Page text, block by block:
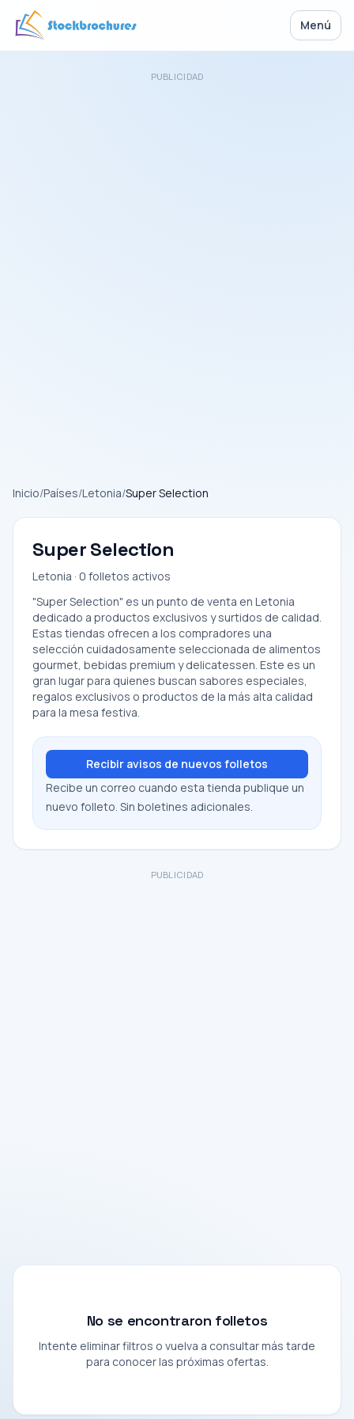
Menú
PUBLICIDAD
Inicio/Países/Letonia/Super Selection
Super Selection
Letonia · 0 folletos activos
"Super Selection" es un punto de venta en Letonia
dedicado a productos exclusivos y surtidos de calidad.
Estas tiendas ofrecen a los compradores una
selección cuidadosamente seleccionada de alimentos
gourmet, bebidas premium y delicatessen. Este es un
gran lugar para quienes buscan sabores especiales,
regalos exclusivos o productos de la más alta calidad
para la mesa festiva.
Recibir avisos de nuevos folletos
Recibe un correo cuando esta tienda publique un
nuevo folleto. Sin boletines adicionales.
PUBLICIDAD
No se encontraron folletos
Intente eliminar filtros o vuelva a consultar más tarde
para conocer las próximas ofertas.